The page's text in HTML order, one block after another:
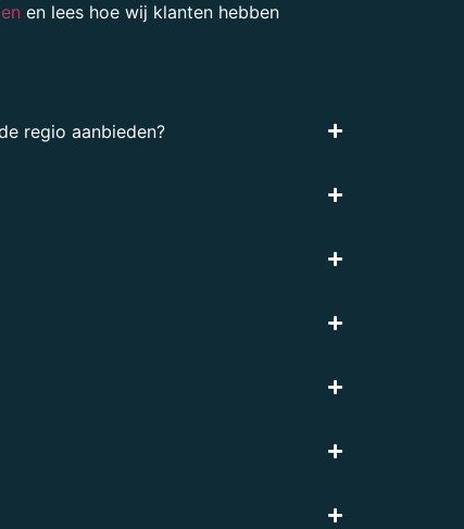
en lees hoe wij klanten hebben
regio aanbieden?